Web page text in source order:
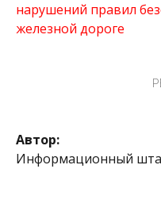
нарушений правил
железной дороге
Автор:
Информационный